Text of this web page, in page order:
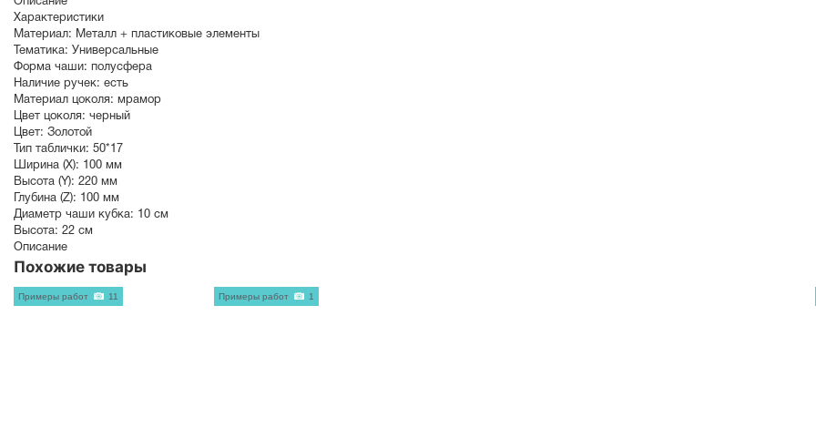
Характеристики
Материал: Металл + пластиковые элементы
Тематика: Универсальные
Форма чаши: полусфера
Наличие ручек: есть
Материал цоколя: мрамор
Цвет цоколя: черный
Цвет: Золотой
Тип таблички: 50*17
Ширина (X): 100 мм
Высота (Y): 220 мм
Глубина (Z): 100 мм
Диаметр чаши кубка: 10 см
Высота: 22 см
Описание
Похожие товары
Примеры работ 11 Примеры работ 1